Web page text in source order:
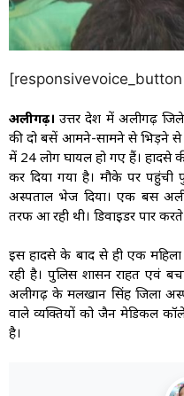
अलीगढ़। उत्तर प्रदेश में अलीगढ़
की दो बसें आमने-सामने से भिड़ने से
में 24 लोग घायल हो गए हैं। हादसे
कर दिया गया है। मौके पर पहुंची
अस्पताल भेज दिया। एक बस
तरफ आ रही थी। डिवाइडर पार
इस हादसे के बाद से ही एक
रही है। पुलिस प्रशासन राहत एवं
अलीगढ़ के मलखान सिंह जिला
वाले व्यक्तियों को जैन मेडिकल
है।